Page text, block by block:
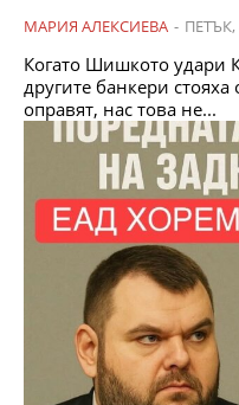
МАРИЯ АЛЕКСИЕВА - ПЕТЪК,
Когато Шишкото удари
другите банкери
оправят, нас това не...